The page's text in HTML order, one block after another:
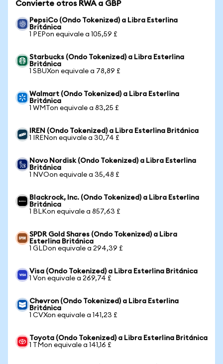
Convierte otros RWA a GBP
PepsiCo (Ondo Tokenized) a Libra Esterlina
Británica
1 PEPon equivale a 105,59 £
Starbucks (Ondo Tokenized) a Libra Esterlina
Británica
1 SBUXon equivale a 78,89 £
Walmart (Ondo Tokenized) a Libra Esterlina
Británica
1 WMTon equivale a 83,25 £
IREN (Ondo Tokenized) a Libra Esterlina Británica
1 IRENon equivale a 30,74 £
Novo Nordisk (Ondo Tokenized) a Libra Esterlina
Británica
1 NVOon equivale a 35,48 £
Blackrock, Inc. (Ondo Tokenized) a Libra Esterlina
Británica
1 BLKon equivale a 857,63 £
SPDR Gold Shares (Ondo Tokenized) a Libra
Esterlina Británica
1 GLDon equivale a 294,39 £
Visa (Ondo Tokenized) a Libra Esterlina Británica
1 Von equivale a 269,74 £
Chevron (Ondo Tokenized) a Libra Esterlina
Británica
1 CVXon equivale a 141,23 £
Toyota (Ondo Tokenized) a Libra Esterlina Británica
1 TMon equivale a 141,16 £